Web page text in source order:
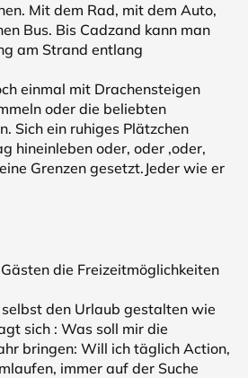
Mit dem Rad, mit dem Auto,
Bus. Bis Cadzand kann man
am Strand entlang
einmal mit Drachensteigen
oder die beliebten
Sich ein ruhiges Plätzchen
hineinleben oder, oder ,oder,
Grenzen gesetzt.Jeder wie er
die Freizeitmöglichkeiten
den Urlaub gestalten wie
sich : Was soll mir die
bringen: Will ich täglich Action,
immer auf der Suche